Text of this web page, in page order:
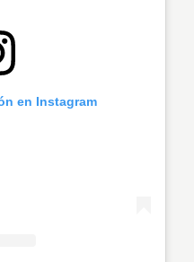
en Instagram